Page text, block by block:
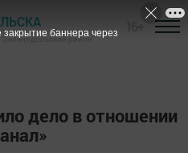
Зеленодольский район
дело в отношении
закрытие баннера через